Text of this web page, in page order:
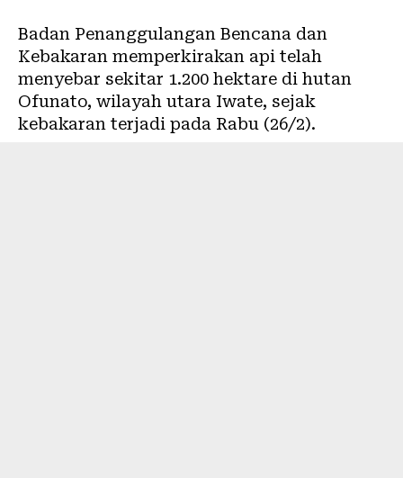
Badan Penanggulangan Bencana dan
Kebakaran memperkirakan api telah
menyebar sekitar 1.200 hektare di hutan
Ofunato, wilayah utara Iwate, sejak
kebakaran terjadi pada Rabu (26/2).